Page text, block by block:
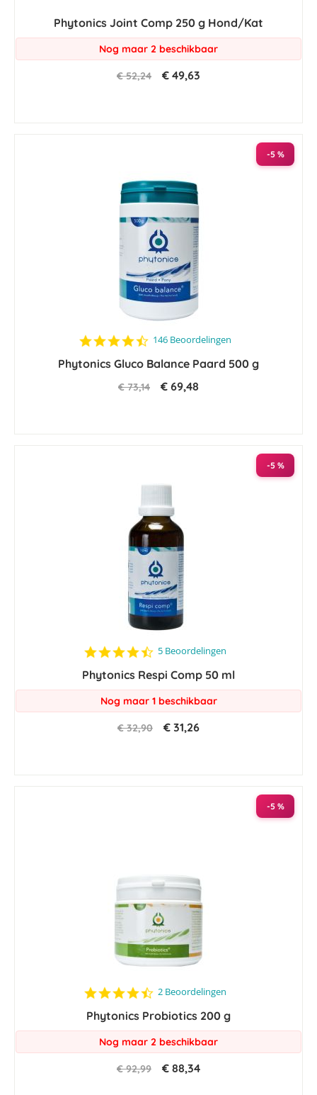
Phytonics Joint Comp 250 g Hond/Kat
Nog maar 2 beschikbaar
€ 52,24 € 49,63
-5 %
4.6
rating
146 Beoordelingen
Phytonics Gluco Balance Paard 500 g
€ 73,14 € 69,48
-5 %
4.4
rating
5 Beoordelingen
Phytonics Respi Comp 50 ml
Nog maar 1 beschikbaar
€ 32,90 € 31,26
-5 %
4.5
rating
2 Beoordelingen
Phytonics Probiotics 200 g
Nog maar 2 beschikbaar
€ 92,99 € 88,34